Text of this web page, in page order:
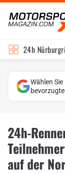
24h
Wählen
24h-
auf der